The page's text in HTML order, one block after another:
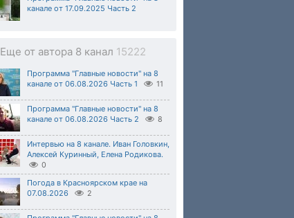
канале от 17.09.2025 Часть 2
Еще от автора 8 канал 15222
Программа "Главные новости" на 8
канале от 06.08.2026 Часть 1
11
Программа "Главные новости" на 8
канале от 06.08.2026 Часть 2
8
Интервью на 8 канале. Иван Головкин,
Алексей Куринный, Елена Родикова.
0
Погода в Красноярском крае на
07.08.2026
2